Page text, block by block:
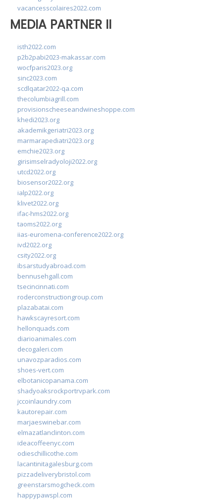
vacancesscolaires2022.com
MEDIA PARTNER II
isth2022.com
p2b2pabi2023-makassar.com
wocfparis2023.org
sinc2023.com
scdlqatar2022-qa.com
thecolumbiagrill.com
provisionscheeseandwineshoppe.com
khedi2023.org
akademikgeriatri2023.org
marmarapediatri2023.org
emchie2023.org
girisimselradyoloji2022.org
utcd2022.org
biosensor2022.org
ialp2022.org
klivet2022.org
ifac-hms2022.org
taoms2022.org
iias-euromena-conference2022.org
ivd2022.org
csity2022.org
ibsarstudyabroad.com
bennusehgall.com
tsecincinnati.com
roderconstructiongroup.com
plazabatai.com
hawkscayresort.com
hellonquads.com
diarioanimales.com
decogaleri.com
unavozparadios.com
shoes-vert.com
elbotanicopanama.com
shadyoaksrockportrvpark.com
jccoinlaundry.com
kautorepair.com
marjaeswinebar.com
elmazatlanclinton.com
ideacoffeenyc.com
odieschillicothe.com
lacantinitagalesburg.com
pizzadeliverybristol.com
greenstarsmogcheck.com
happypawspl.com